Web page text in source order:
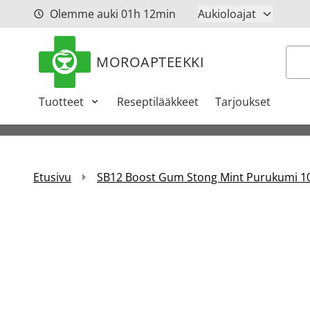
Siirry sisältöönOlemme auki 01h 12min Aukioloajat
MOROAPTEEKKI Haku
Tuotteet Reseptilääkkeet Tarjoukset
Etusivu SB12 Boost Gum Stong Mint Purukumi